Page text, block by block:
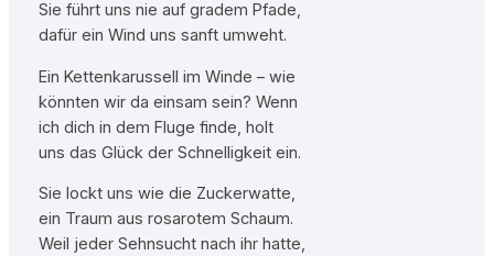
Sie führt uns nie auf gradem Pfade,
dafür ein Wind uns sanft umweht.
Ein Kettenkarussell im Winde – wie
könnten wir da einsam sein? Wenn
ich dich in dem Fluge finde, holt
uns das Glück der Schnelligkeit ein.
Sie lockt uns wie die Zuckerwatte,
ein Traum aus rosarotem Schaum.
Weil jeder Sehnsucht nach ihr hatte,